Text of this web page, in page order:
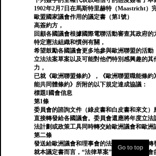
1902年2月7日在馬斯特里赫特（Maastricht）完
歐盟國家議會作用的議定書（第1號）
高簽約方，
回顧各國議會根據國際電聯活動審查其政府
特定憲法組織和慣例有關，
希望鼓勵各國議會更多地參與歐洲聯盟的活動
立法法案草案以及可能對他們特別感興趣的其
力，
已就《歐洲聯盟條約》，《歐洲聯盟職能條約
能共同體條約》所附的以下規定達成協議：
標題I國會信息
第1條
委員會的諮詢文件（綠皮書和白皮書和來文）
直接轉發給各國議會。委員會還應將年度立法
法計劃或政策工具同時轉交給歐洲議會和歐洲
第二條
發送給歐洲議會和理事會的法律法規草案應轉
就本議定書而言，“法律草案”是指歐洲委員會
Go to top